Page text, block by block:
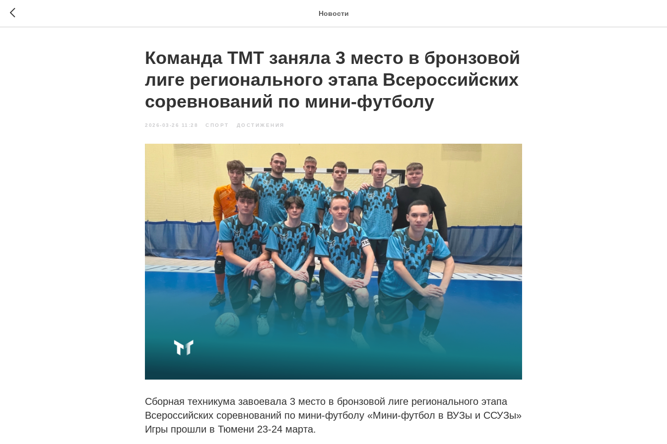
Новости
Команда ТМТ заняла 3 место в бронзовой
лиге регионального этапа Всероссийских
соревнований по мини-футболу
2026-03-26 11:28 СПОРТ ДОСТИЖЕНИЯ
Сборная техникума завоевала 3 место в бронзовой лиге регионального этапа
Всероссийских соревнований по мини-футболу «Мини-футбол в ВУЗы и ССУЗы»
Игры прошли в Тюмени 23-24 марта.